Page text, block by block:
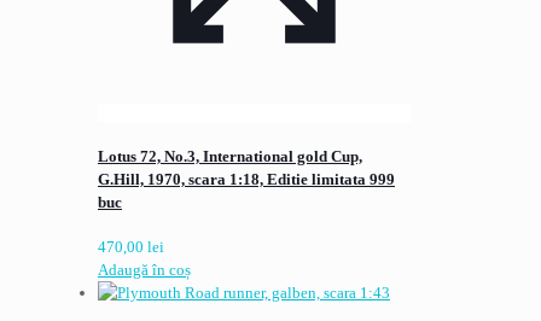
Lotus 72, No.3, International gold Cup,
G.Hill, 1970, scara 1:18, Editie limitata 999
buc
470,00 lei
Adaugă în coș